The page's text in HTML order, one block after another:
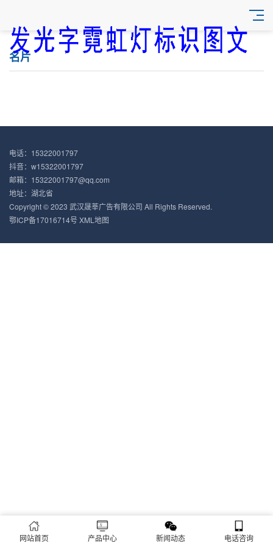
名片
电话：15322001797
抖音：w15322001797
邮箱：15322001797@qq.com
地址：湖北省
Copyright © 2023 武汉晟莘广告有限公司 All Rights Reserved.
鄂ICP备17016714号 XML地图
网站首页 产品中心 新闻动态 电话咨询